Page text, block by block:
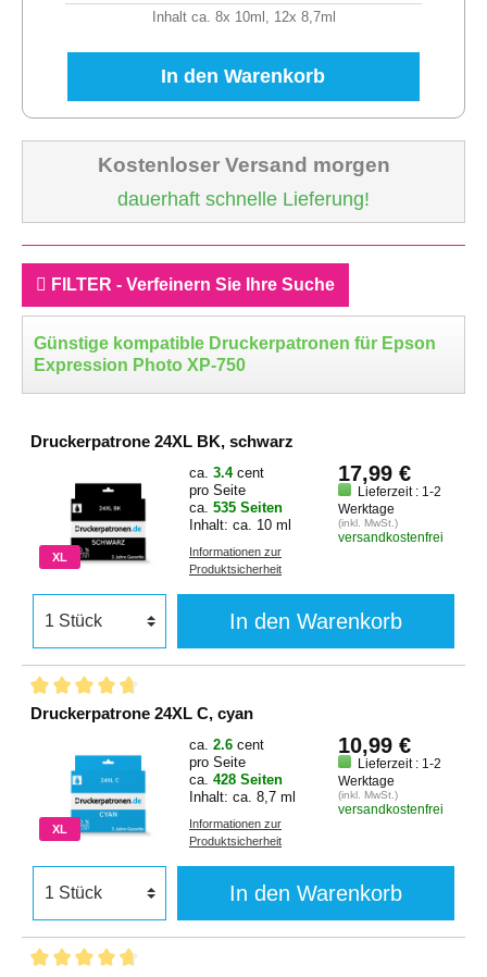
Inhalt ca. 8x 10ml, 12x 8,7ml
In den Warenkorb
Kostenloser Versand morgen
dauerhaft schnelle Lieferung!
FILTER - Verfeinern Sie Ihre Suche
Günstige kompatible Druckerpatronen für Epson
Expression Photo XP-750
Druckerpatrone 24XL BK, schwarz
XL
ca. 3.4 cent
pro Seite
ca. 535 Seiten
Inhalt: ca. 10 ml
Informationen zur
Produktsicherheit
17,99 €
Lieferzeit : 1-2
Werktage
(inkl. MwSt.)
versandkostenfrei
In den Warenkorb
Druckerpatrone 24XL C, cyan
XL
ca. 2.6 cent
pro Seite
ca. 428 Seiten
Inhalt: ca. 8,7 ml
Informationen zur
Produktsicherheit
10,99 €
Lieferzeit : 1-2
Werktage
(inkl. MwSt.)
versandkostenfrei
In den Warenkorb